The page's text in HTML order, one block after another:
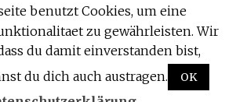
Designed by Withemes
benutzt Cookies, um eine
zu gewährleisten. Wir
du damit einverstanden bist,
du dich auch austragen.
OK